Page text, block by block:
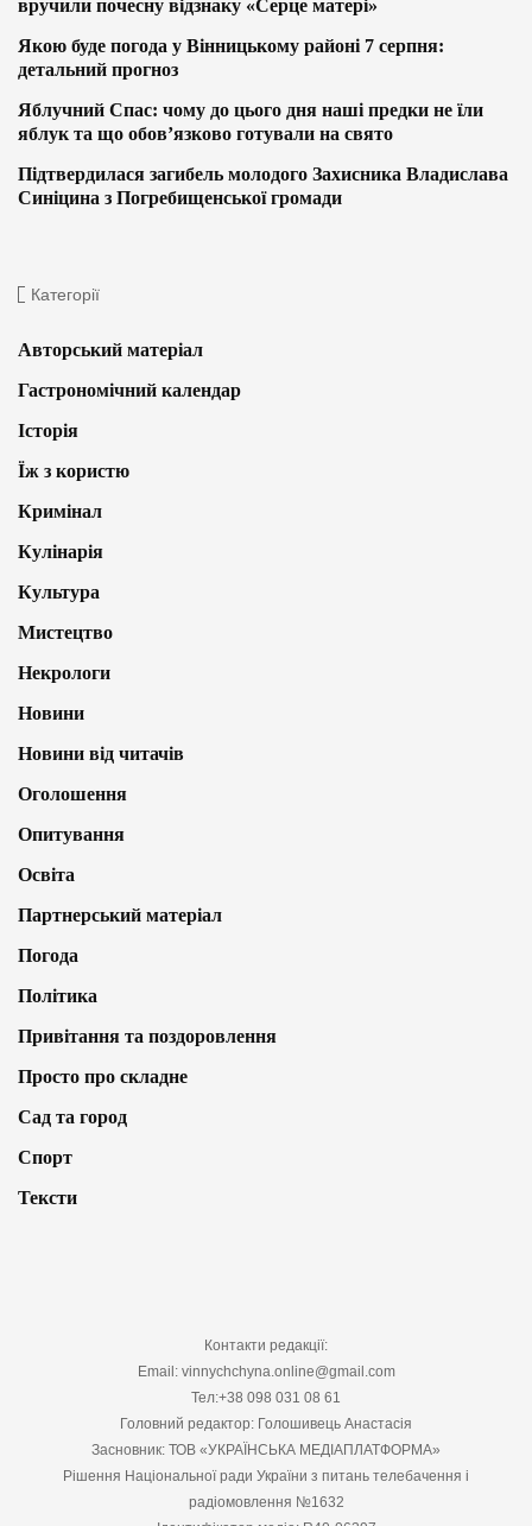
вручили почесну відзнаку «Серце матері»
Якою буде погода у Вінницькому районі 7 серпня:
детальний прогноз
Яблучний Спас: чому до цього дня наші предки не їли
яблук та що обов’язково готували на свято
Підтвердилася загибель молодого Захисника Владислава
Синіцина з Погребищенської громади
Категорії
Авторський матеріал
Гастрономічний календар
Історія
Їж з користю
Кримінал
Кулінарія
Культура
Мистецтво
Некрологи
Новини
Новини від читачів
Оголошення
Опитування
Освіта
Партнерський матеріал
Погода
Політика
Привітання та поздоровлення
Просто про складне
Сад та город
Спорт
Тексти
Контакти редакції:
Email: vinnychchyna.online@gmail.com
Тел:+38 098 031 08 61
Головний редактор: Голошивець Анастасія
Засновник: ТОВ «УКРАЇНСЬКА МЕДІАПЛАТФОРМА»
Рішення Національної ради України з питань телебачення і
радіомовлення №1632